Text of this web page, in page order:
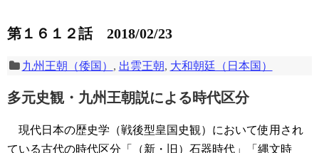
第１６１２話 2018/02/23
九州王朝（倭国） , 出雲王朝, 大和朝廷（日本国）
多元史観・九州王朝説による時代区分
現代日本の歴史学（戦後型皇国史観）において使用され
ている古代の時代区分「（新・旧）石器時代」「縄文時